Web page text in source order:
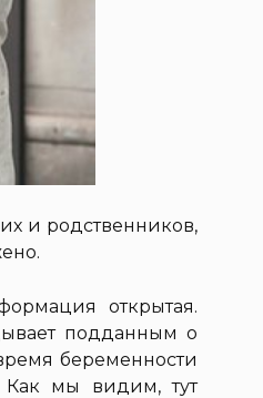
и родственников,
открытая.
подданным о
беременности
Как мы видим, тут